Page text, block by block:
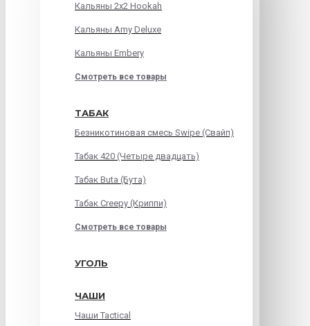
Кальяны 2х2 Hookah
Кальяны Amy Deluxe
Кальяны Embery
Смотреть все товары
ТАБАК
Безникотиновая смесь Swipe (Свайп)
Табак 420 (Четыре двадцать)
Табак Buta (Бута)
Табак Creepy (Криппи)
Смотреть все товары
УГОЛЬ
ЧАШИ
Чаши Tactical